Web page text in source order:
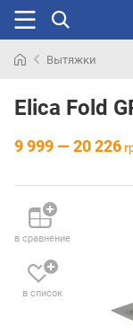
раньше
Вытяжки
Elica Fold
9 999 — 20 226
в сравнение
в список